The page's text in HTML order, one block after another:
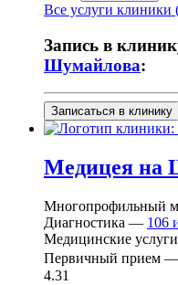
Все услуги клиники
Запись в
Шумайлова:
Записаться в клинику
Медицея на
Многопрофильный
Диагностика — 106
Медицинские
Первичный прием —
4.31